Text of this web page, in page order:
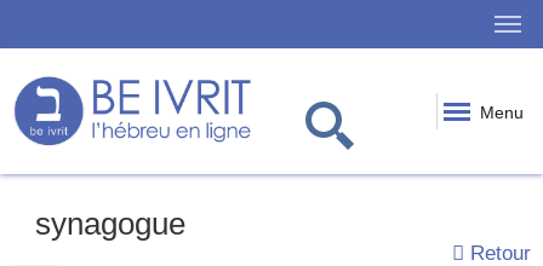
Menu
synagogue
Retour